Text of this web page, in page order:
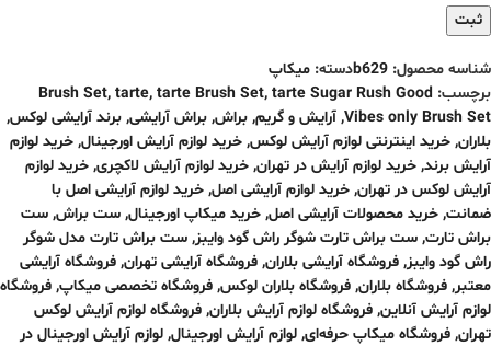
شناسه محصول: b629دسته: میکاپ
برچسب:
Brush Set, tarte, tarte Brush Set, tarte Sugar Rush Good
Vibes only Brush Set
, آرایش و گریم, براش, براش آرایشی, برند آرایشی لوکس,
بلاران, خرید اینترنتی لوازم آرایش لوکس, خرید لوازم آرایش اورجینال, خرید لوازم
آرایش برند, خرید لوازم آرایش در تهران, خرید لوازم آرایش لاکچری, خرید لوازم
آرایش لوکس در تهران, خرید لوازم آرایشی اصل, خرید لوازم آرایشی اصل با
ضمانت, خرید محصولات آرایشی اصل, خرید میکاپ اورجینال, ست براش, ست
براش تارت, ست براش تارت شوگر راش گود وایبز, ست براش تارت مدل شوگر
راش گود وایبز, فروشگاه آرایشی بلاران, فروشگاه آرایشی تهران, فروشگاه آرایشی
معتبر, فروشگاه بلاران, فروشگاه بلاران لوکس, فروشگاه تخصصی میکاپ, فروشگاه
لوازم آرایش آنلاین, فروشگاه لوازم آرایش بلاران, فروشگاه لوازم آرایش لوکس
تهران, فروشگاه میکاپ حرفه‌ای, لوازم آرایش اورجینال, لوازم آرایش اورجینال در